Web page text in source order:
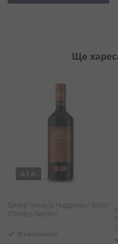
Ще
0.7 л.
Битер Чинато Нардини / Bitter
Chinato Nardini
В наличност